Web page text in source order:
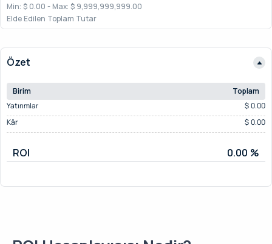
Min: $ 0.00 - Max: $ 9,999,999,999.00
Elde Edilen Toplam Tutar
Özet
Birim
Toplam
Yatırımlar
$ 0.00
Kâr
$ 0.00
ROI 0.00 %